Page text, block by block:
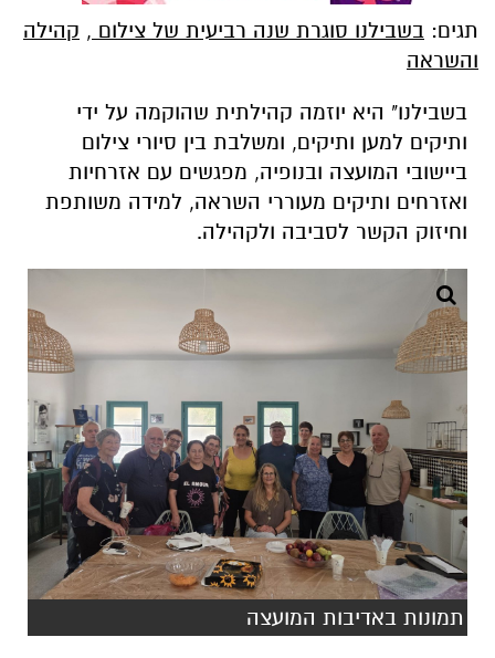
תגים: בשבילנו סוגרת שנה רביעית של צילום , קהילה
והשראה
בשבילנו" היא יוזמה קהילתית שהוקמה על ידי
ותיקים למען ותיקים, ומשלבת בין סיורי צילום
ביישובי המועצה ובנופיה, מפגשים עם אזרחיות
ואזרחים ותיקים מעוררי השראה, למידה משותפת
וחיזוק הקשר לסביבה ולקהילה.
תמונות באדיבות המועצה